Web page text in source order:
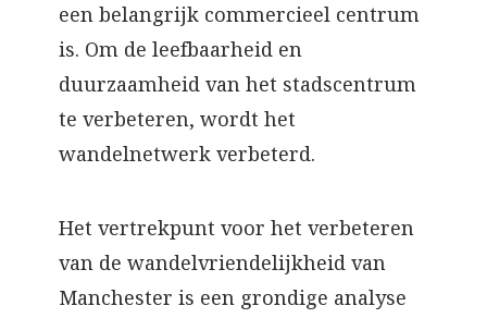
een belangrijk commercieel centrum
is. Om de leefbaarheid en
duurzaamheid van het stadscentrum
te verbeteren, wordt het
wandelnetwerk verbeterd.
Het vertrekpunt voor het verbeteren
van de wandelvriendelijkheid van
Manchester is een grondige analyse